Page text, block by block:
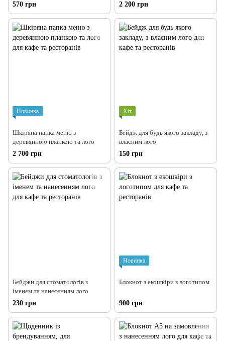
570 грн
2 200 грн
Новинка
Шкіряна папка меню з
деревянною планкою та лого
2 700 грн
Хіт
Бейдж для будь якого закладу, з
власним лого
150 грн
Бейджи для стоматологів з
іменем та нанесенням лого
230 грн
Новинка
Блокнот з екошкіри з логотипом
900 грн